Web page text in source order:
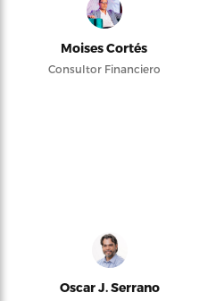
Moises Cortés
Consultor Financiero
Oscar J. Serrano